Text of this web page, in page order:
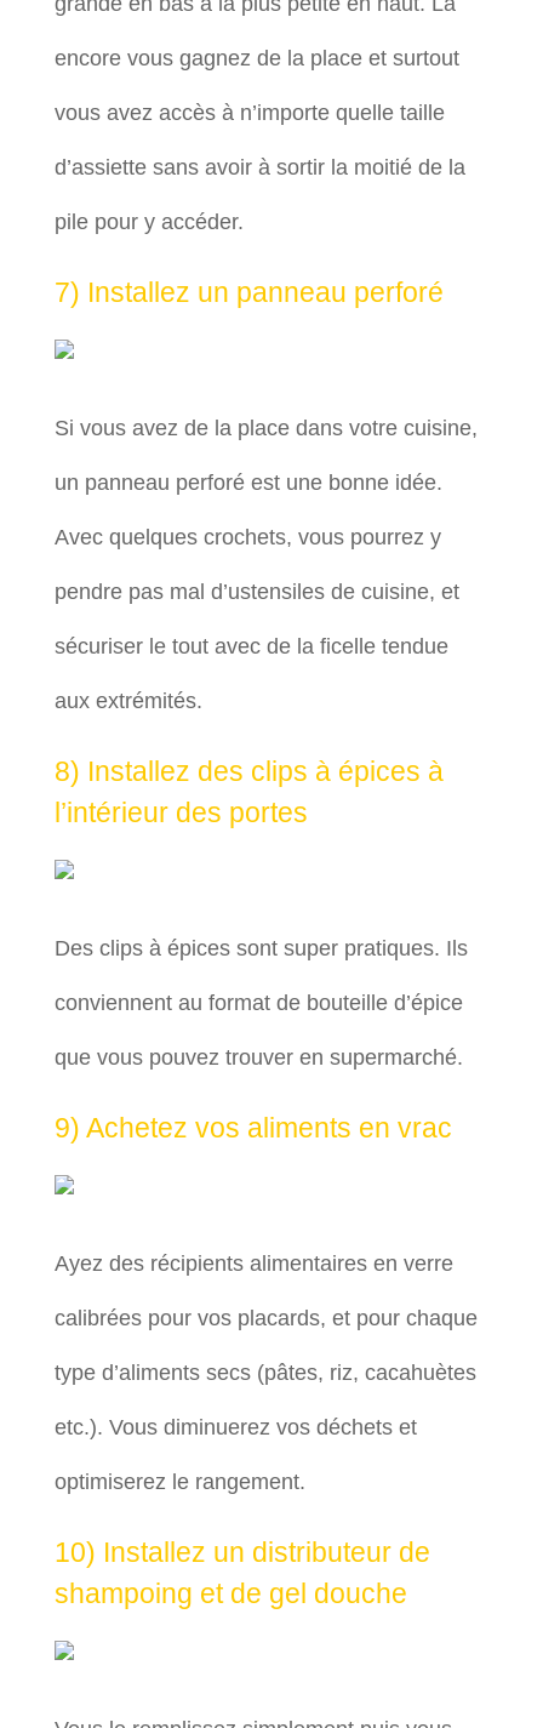
encore vous gagnez de la place et surtout
vous avez accès à n’importe quelle taille
d’assiette sans avoir à sortir la moitié de la
pile pour y accéder.
7) Installez un panneau perforé
Si vous avez de la place dans votre cuisine,
un panneau perforé est une bonne idée.
Avec quelques crochets, vous pourrez y
pendre pas mal d’ustensiles de cuisine, et
sécuriser le tout avec de la ficelle tendue
aux extrémités.
8) Installez des clips à épices à
l’intérieur des portes
Des clips à épices sont super pratiques. Ils
conviennent au format de bouteille d’épice
que vous pouvez trouver en supermarché.
9) Achetez vos aliments en vrac
Ayez des récipients alimentaires en verre
calibrées pour vos placards, et pour chaque
type d’aliments secs (pâtes, riz, cacahuètes
etc.). Vous diminuerez vos déchets et
optimiserez le rangement.
10) Installez un distributeur de
shampoing et de gel douche